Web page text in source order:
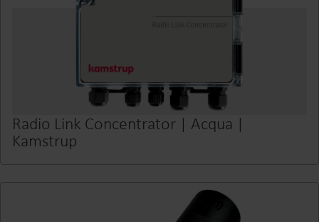
Radio Link Concentrator | Acqua |
Kamstrup